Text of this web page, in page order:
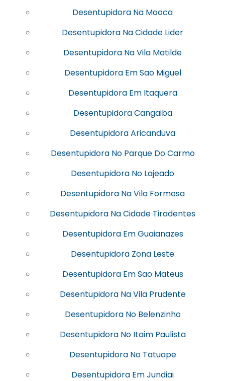
Desentupidora Na Mooca
Desentupidora Na Cidade Lider
Desentupidora Na Vila Matilde
Desentupidora Em Sao Miguel
Desentupidora Em Itaquera
Desentupidora Cangaiba
Desentupidora Aricanduva
Desentupidora No Parque Do Carmo
Desentupidora No Lajeado
Desentupidora Na Vila Formosa
Desentupidora Na Cidade Tiradentes
Desentupidora Em Guaianazes
Desentupidora Zona Leste
Desentupidora Em Sao Mateus
Desentupidora Na Vila Prudente
Desentupidora No Belenzinho
Desentupidora No Itaim Paulista
Desentupidora No Tatuape
Desentupidora Em Jundiai